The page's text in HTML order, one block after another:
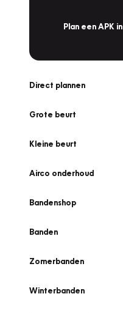
Plan een APK in
Direct plannen
Grote beurt
Kleine beurt
Airco onderhoud
Bandenshop
Banden
Zomerbanden
Winterbanden